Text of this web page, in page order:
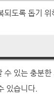
되도록 돕기
있는 충분
있습니다.